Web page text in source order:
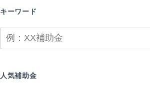
キーワード
人気補助金